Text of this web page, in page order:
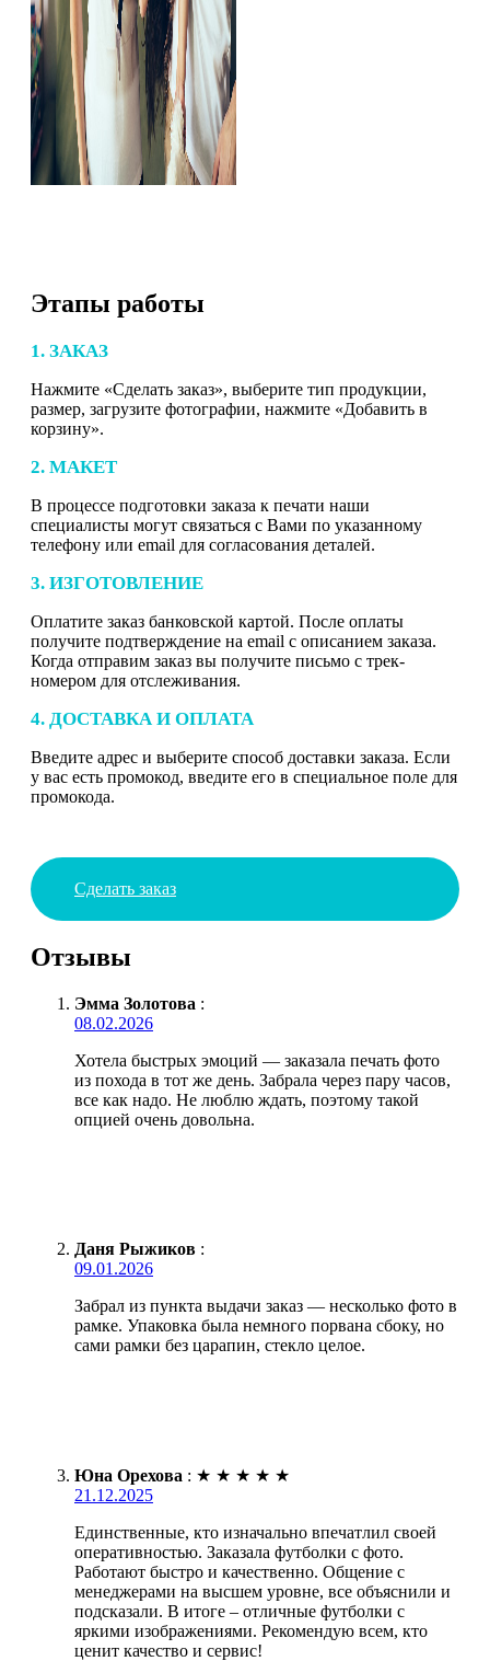
Этапы работы
1. ЗАКАЗ
Нажмите «Сделать заказ», выберите тип продукции,
размер, загрузите фотографии, нажмите «Добавить в
корзину».
2. МАКЕТ
В процессе подготовки заказа к печати наши
специалисты могут связаться с Вами по указанному
телефону или email для согласования деталей.
3. ИЗГОТОВЛЕНИЕ
Оплатите заказ банковской картой. После оплаты
получите подтверждение на email с описанием заказа.
Когда отправим заказ вы получите письмо с трек-
номером для отслеживания.
4. ДОСТАВКА И ОПЛАТА
Введите адрес и выберите способ доставки заказа. Если
у вас есть промокод, введите его в специальное поле для
промокода.
Сделать заказ
Отзывы
Эмма Золотова :
08.02.2026
Хотела быстрых эмоций — заказала печать фото
из похода в тот же день. Забрала через пару часов,
все как надо. Не люблю ждать, поэтому такой
опцией очень довольна.
Даня Рыжиков :
09.01.2026
Забрал из пункта выдачи заказ — несколько фото в
рамке. Упаковка была немного порвана сбоку, но
сами рамки без царапин, стекло целое.
Юна Орехова : ★ ★ ★ ★ ★
21.12.2025
Единственные, кто изначально впечатлил своей
оперативностью. Заказала футболки с фото.
Работают быстро и качественно. Общение с
менеджерами на высшем уровне, все объяснили и
подсказали. В итоге – отличные футболки с
яркими изображениями. Рекомендую всем, кто
ценит качество и сервис!